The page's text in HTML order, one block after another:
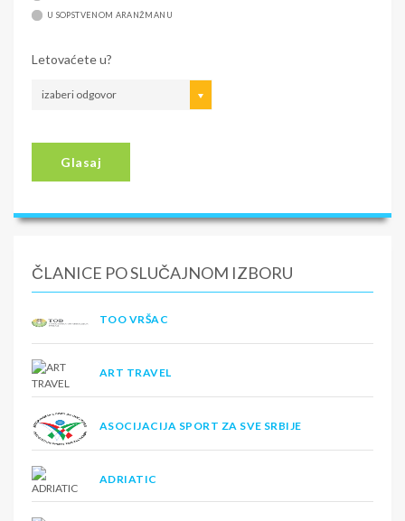
U SOPSTVENOM ARANŽMANU
Letovaćete u?
izaberi odgovor
Glasaj
ČLANICE PO SLUČAJNOM IZBORU
TOO VRŠAC
ART TRAVEL
ASOCIJACIJA SPORT ZA SVE SRBIJE
ADRIATIC